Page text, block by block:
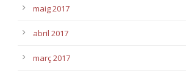
maig 2017
abril 2017
març 2017